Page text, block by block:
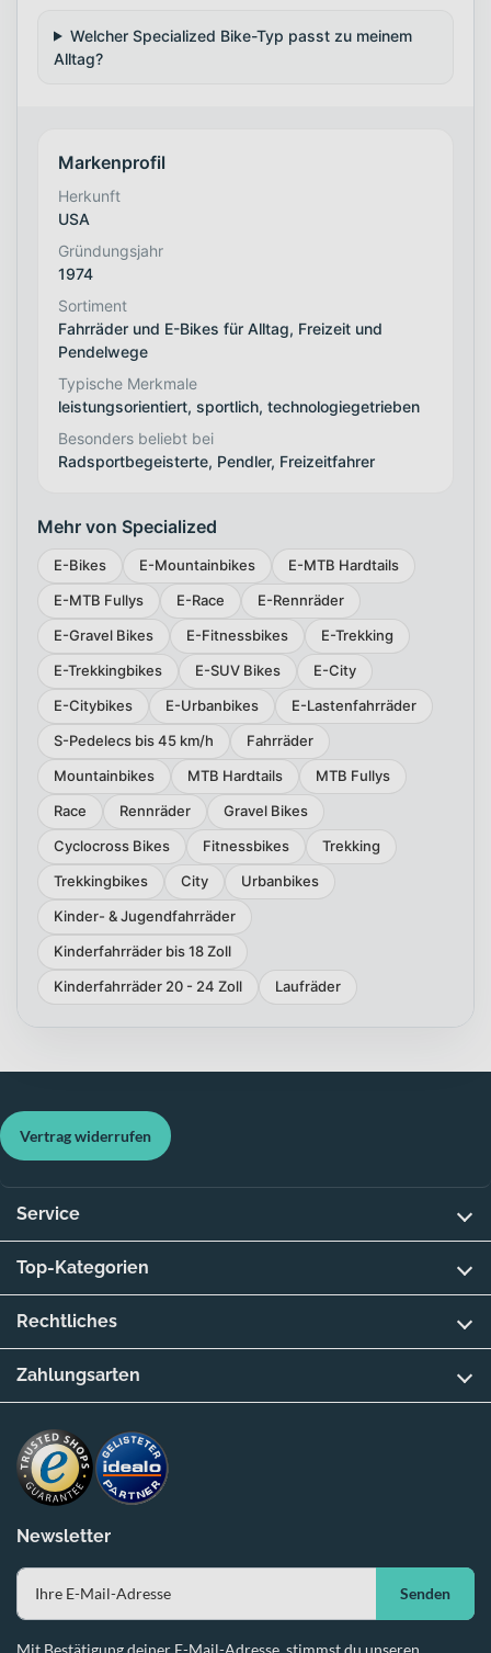
Welcher Specialized Bike-Typ passt zu meinem
Alltag?
Markenprofil
Herkunft
USA
Gründungsjahr
1974
Sortiment
Fahrräder und E-Bikes für Alltag, Freizeit und
Pendelwege
Typische Merkmale
leistungsorientiert, sportlich, technologiegetrieben
Besonders beliebt bei
Radsportbegeisterte, Pendler, Freizeitfahrer
Mehr von Specialized
E-Bikes E-Mountainbikes
E-MTB Hardtails
E-MTB Fullys
E-Race
E-Rennräder
E-Gravel Bikes
E-Fitnessbikes
E-Trekking
E-Trekkingbikes
E-SUV Bikes
E-City
E-Citybikes
E-Urbanbikes
E-Lastenfahrräder
S-Pedelecs bis 45 km/h
Fahrräder
Mountainbikes
MTB Hardtails
MTB Fullys
Race
Rennräder
Gravel Bikes
Cyclocross Bikes
Fitnessbikes
Trekking
Trekkingbikes
City
Urbanbikes
Kinder- & Jugendfahrräder
Kinderfahrräder bis 18 Zoll
Kinderfahrräder 20 - 24 Zoll
Laufräder
Newsletter
Senden
Mit Bestätigung deiner E-Mail-Adresse, stimmst du unseren
Vertrag widerrufen
Service
Top-Kategorien
Rechtliches
Zahlungsarten